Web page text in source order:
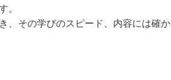
。
、その学びのスピード、内容には確か